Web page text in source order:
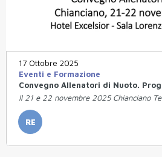
17 Ottobre 2025
Eventi e Formazione
Convegno Allenatori di Nuoto.
Il 21 e 22 novembre 2025 Chianciano
RE